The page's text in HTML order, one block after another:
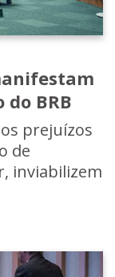
BRB
prejuízos
de
inviabilizem